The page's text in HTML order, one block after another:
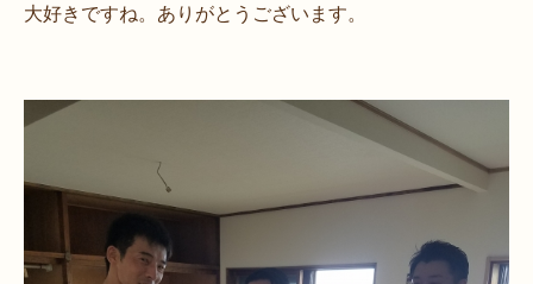
大好きですね。ありがとうございます。